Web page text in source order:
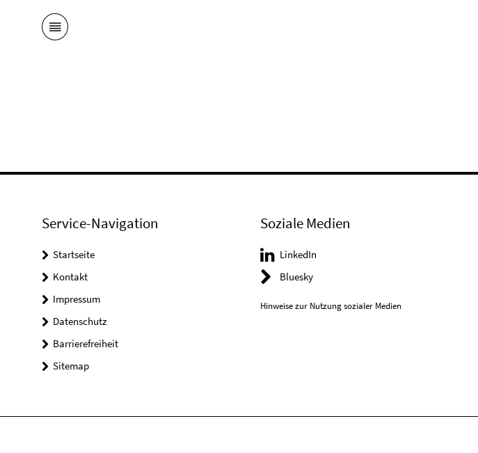
Service-Navigation
Startseite
Kontakt
Impressum
Datenschutz
Barrierefreiheit
Sitemap
Soziale Medien
LinkedIn
Bluesky
Hinweise zur Nutzung sozialer Medien